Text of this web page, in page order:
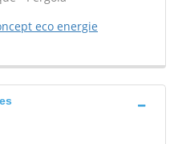
eco energie